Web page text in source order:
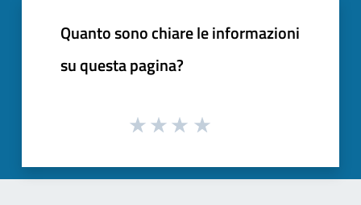
Quanto sono chiare le informazioni
su questa pagina?